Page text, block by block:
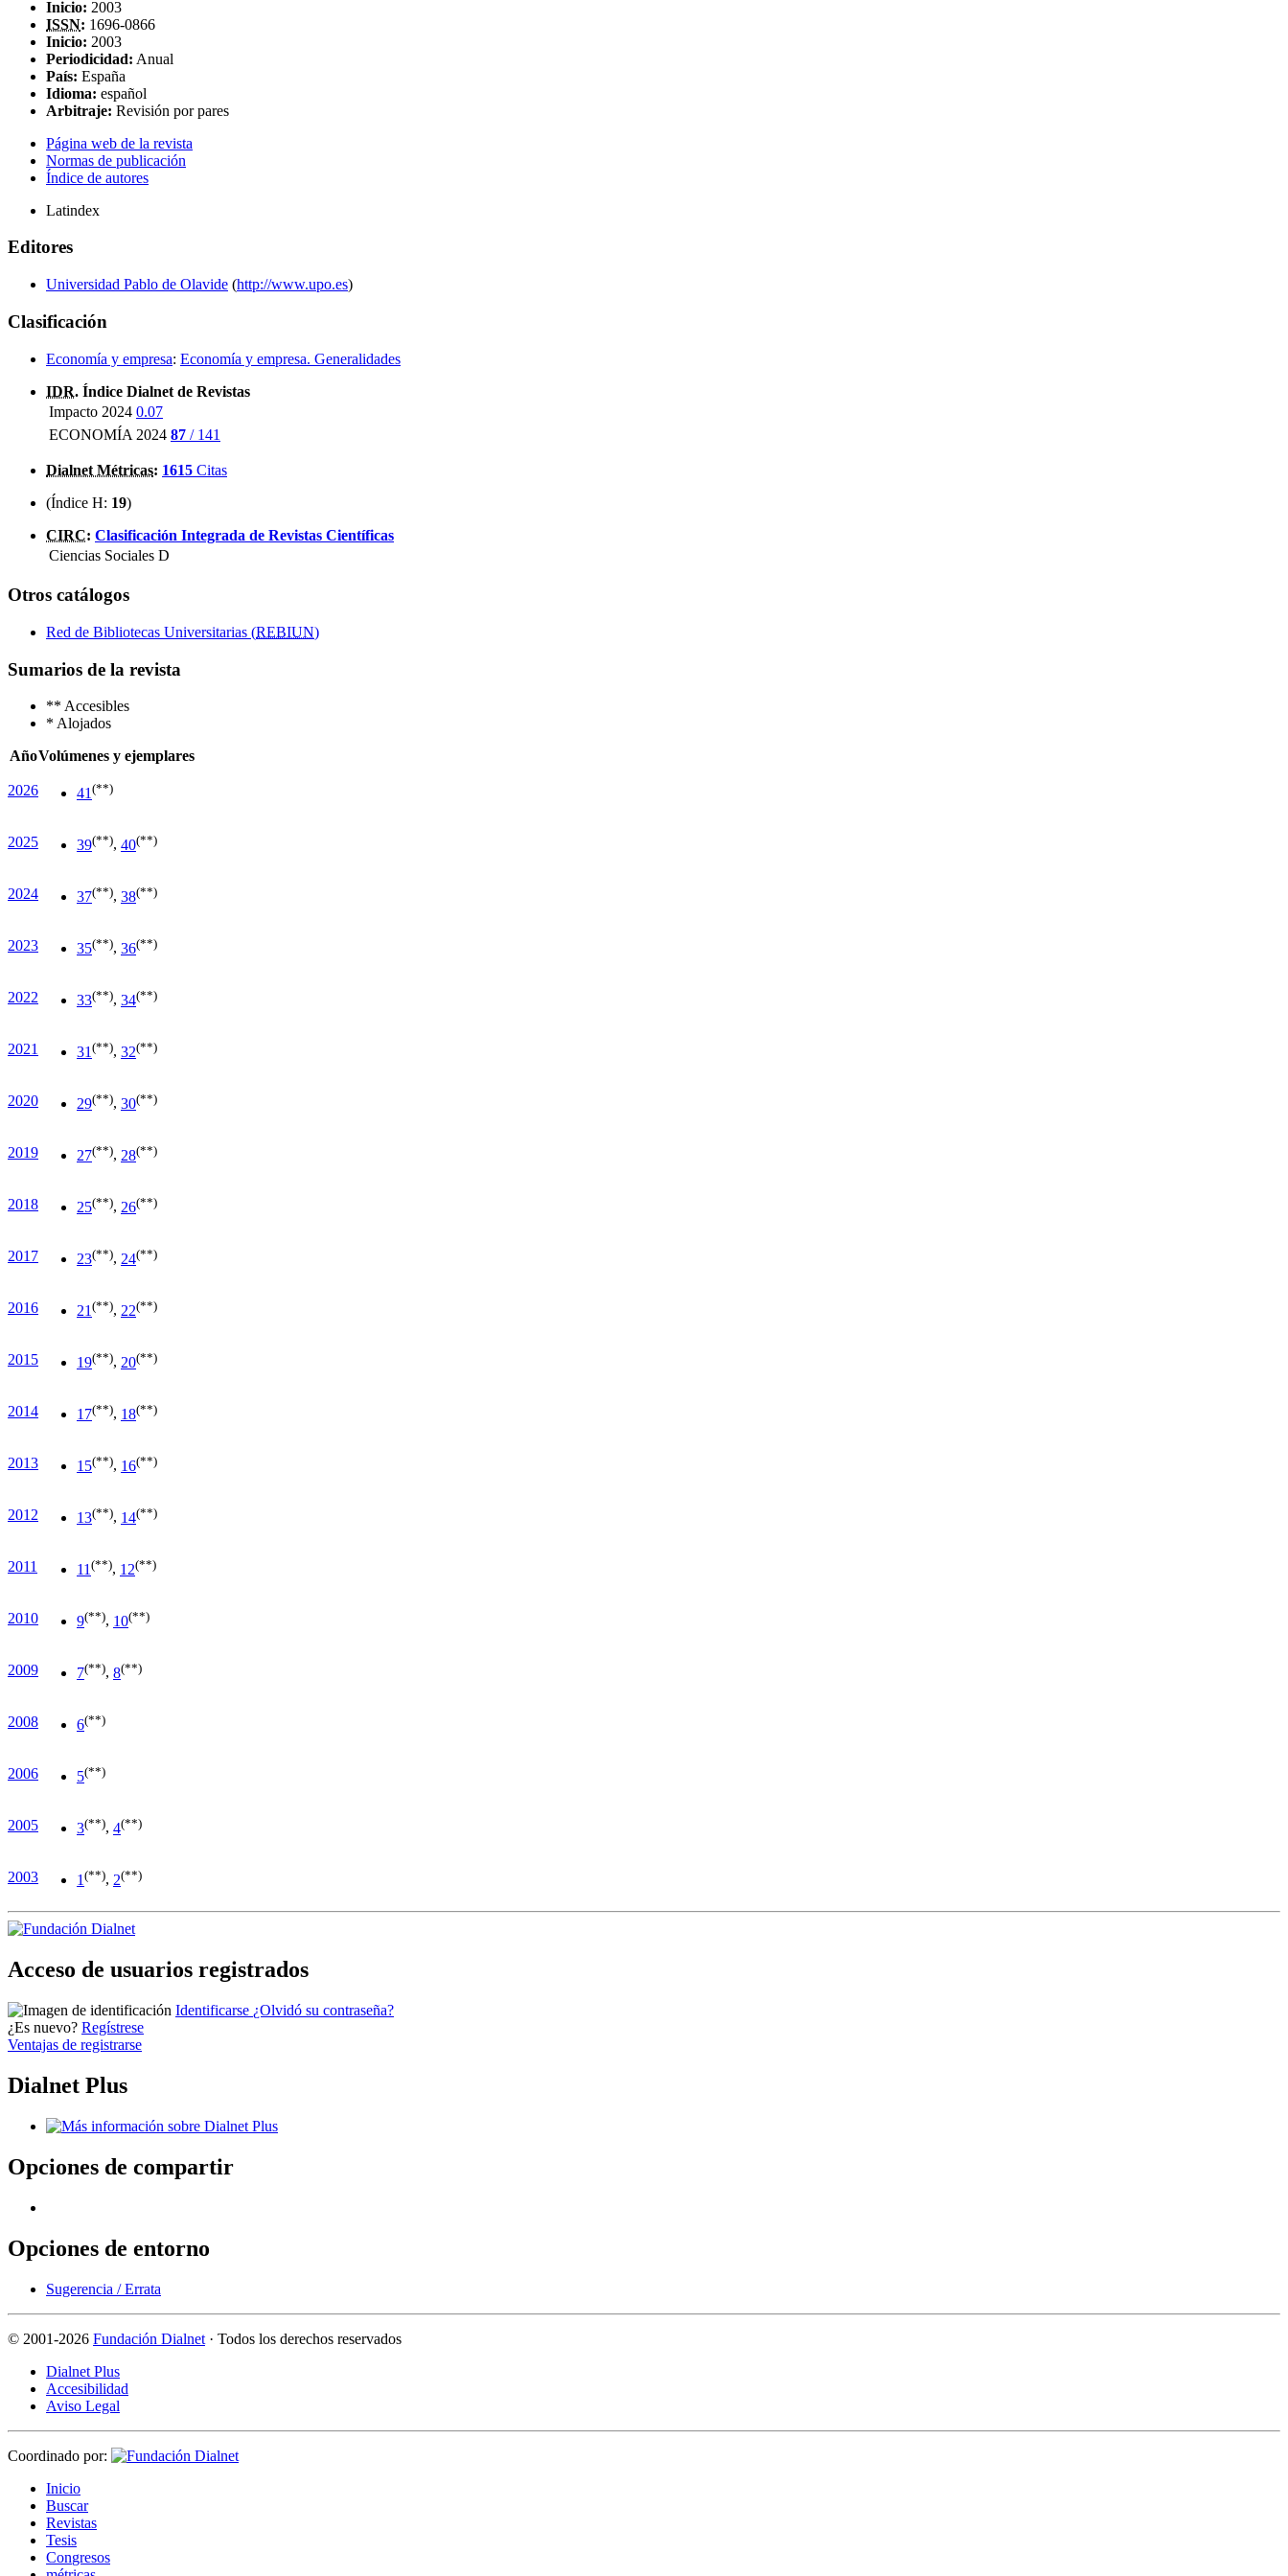
Inicio: 2003
ISSN: 1696-0866
Inicio: 2003
Periodicidad: Anual
País: España
Idioma: español
Arbitraje: Revisión por pares
Página web de la revista
Normas de publicación
Índice de autores
Latindex
Editores
Universidad Pablo de Olavide (http://www.upo.es)
Clasificación
Economía y empresa: Economía y empresa. Generalidades
IDR. Índice Dialnet de Revistas
Impacto 2024 0.07
ECONOMÍA 2024 87 / 141
Dialnet Métricas: 1615 Citas
(Índice H: 19)
CIRC: Clasificación Integrada de Revistas Científicas
Ciencias Sociales D
Otros catálogos
Red de Bibliotecas Universitarias (REBIUN)
Sumarios de la revista
** Accesibles
* Alojados
AñoVolúmenes y ejemplares
2026 41 (**)
2025 39(**), 40(**)
2024 37(**), 38(**)
2023 35(**), 36(**)
2022 33(**), 34(**)
2021 31 (**), 32(**)
2020 29(**), 30(**)
2019 27(**), 28(**)
2018 25(**), 26(**)
2017 23(**), 24(**)
2016 21 (**), 22(**)
2015 19(**), 20(**)
2014 17(**), 18(**)
2013 15(**), 16(**)
2012 13(**), 14(**)
2011 11 (**), 12(**)
2010 9(**), 10(**)
2009 7(**), 8(**)
2008 6(**)
2006 5(**)
2005 3(**), 4(**)
2003 1 (**), 2(**)
Acceso de usuarios registrados
Identificarse ¿Olvidó su contraseña?
¿Es nuevo? Regístrese
Ventajas de registrarse
Dialnet Plus
Opciones de compartir
Opciones de entorno
Sugerencia / Errata
© 2001-2026 Fundación Dialnet · Todos los derechos reservados
Dialnet Plus
Accesibilidad
Aviso Legal
Coordinado por:
Inicio
Buscar
Revistas
Tesis
Congresos